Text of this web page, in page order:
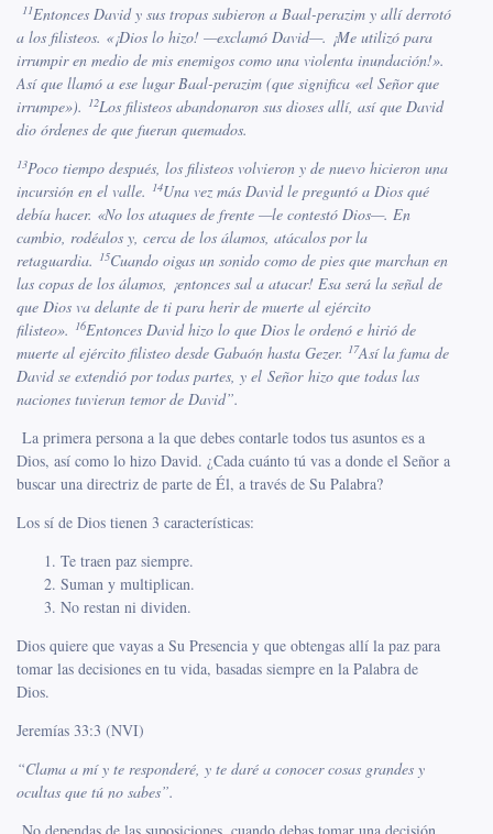
11Entonces David y sus tropas subieron a Baal-perazim y allí derrotó
a los filisteos. «¡Dios lo hizo! —exclamó David—. ¡Me utilizó para
irrumpir en medio de mis enemigos como una violenta inundación!».
Así que llamó a ese lugar Baal-perazim (que significa «el Señor que
irrumpe»).
12Los filisteos abandonaron sus dioses allí, así que David
dio órdenes de que fueran quemados.
13Poco tiempo después, los filisteos volvieron y de nuevo hicieron una
incursión en el valle.
14Una vez más David le preguntó a Dios qué
debía hacer. «No los ataques de frente —le contestó Dios—. En
cambio, rodéalos y, cerca de los álamos, atácalos por la
retaguardia.
15Cuando oigas un sonido como de pies que marchan en
las copas de los álamos, ¡entonces sal a atacar! Esa será la señal de
que Dios va delante de ti para herir de muerte al ejército
filisteo».
16Entonces David hizo lo que Dios le ordenó e hirió de
muerte al ejército filisteo desde Gabaón hasta Gezer. 17Así la fama de
David se extendió por todas partes, y el Señor hizo que todas las
naciones tuvieran temor de David”.
La primera persona a la que debes contarle todos tus asuntos es a
Dios, así como lo hizo David. ¿Cada cuánto tú vas a donde el Señor a
buscar una directriz de parte de Él, a través de Su Palabra?
Los sí de Dios tienen 3 características:
Te traen paz siempre.
Suman y multiplican.
No restan ni dividen.
Dios quiere que vayas a Su Presencia y que obtengas allí la paz para
tomar las decisiones en tu vida, basadas siempre en la Palabra de
Dios.
Jeremías 33:3 (NVI)
“Clama a mí y te responderé, y te daré a conocer cosas grandes y
ocultas que tú no sabes”.